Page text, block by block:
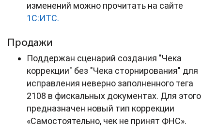
изменений можно прочитать на сайте
1С:ИТС.
Продажи
Поддержан сценарий создания "Чека
коррекции" без "Чека сторнирования" для
исправления неверно заполненного тега
2108 в фискальных документах. Для этого
предназначен новый тип коррекции
«Самостоятельно, чек не принят ФНС».